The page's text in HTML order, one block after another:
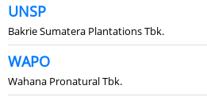
UNSP
Bakrie Sumatera Plantations Tbk.
WAPO
Wahana Pronatural Tbk.